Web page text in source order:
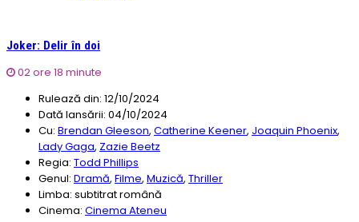
Joker: Delir în doi
02 ore 18 minute
Rulează din: 12/10/2024
Dată lansării: 04/10/2024
Cu: Brendan Gleeson, Catherine Keener, Joaquin Phoenix,
Lady Gaga, Zazie Beetz
Regia: Todd Phillips
Genul: Dramă, Filme, Muzică, Thriller
Limba: subtitrat română
Cinema: Cinema Ateneu